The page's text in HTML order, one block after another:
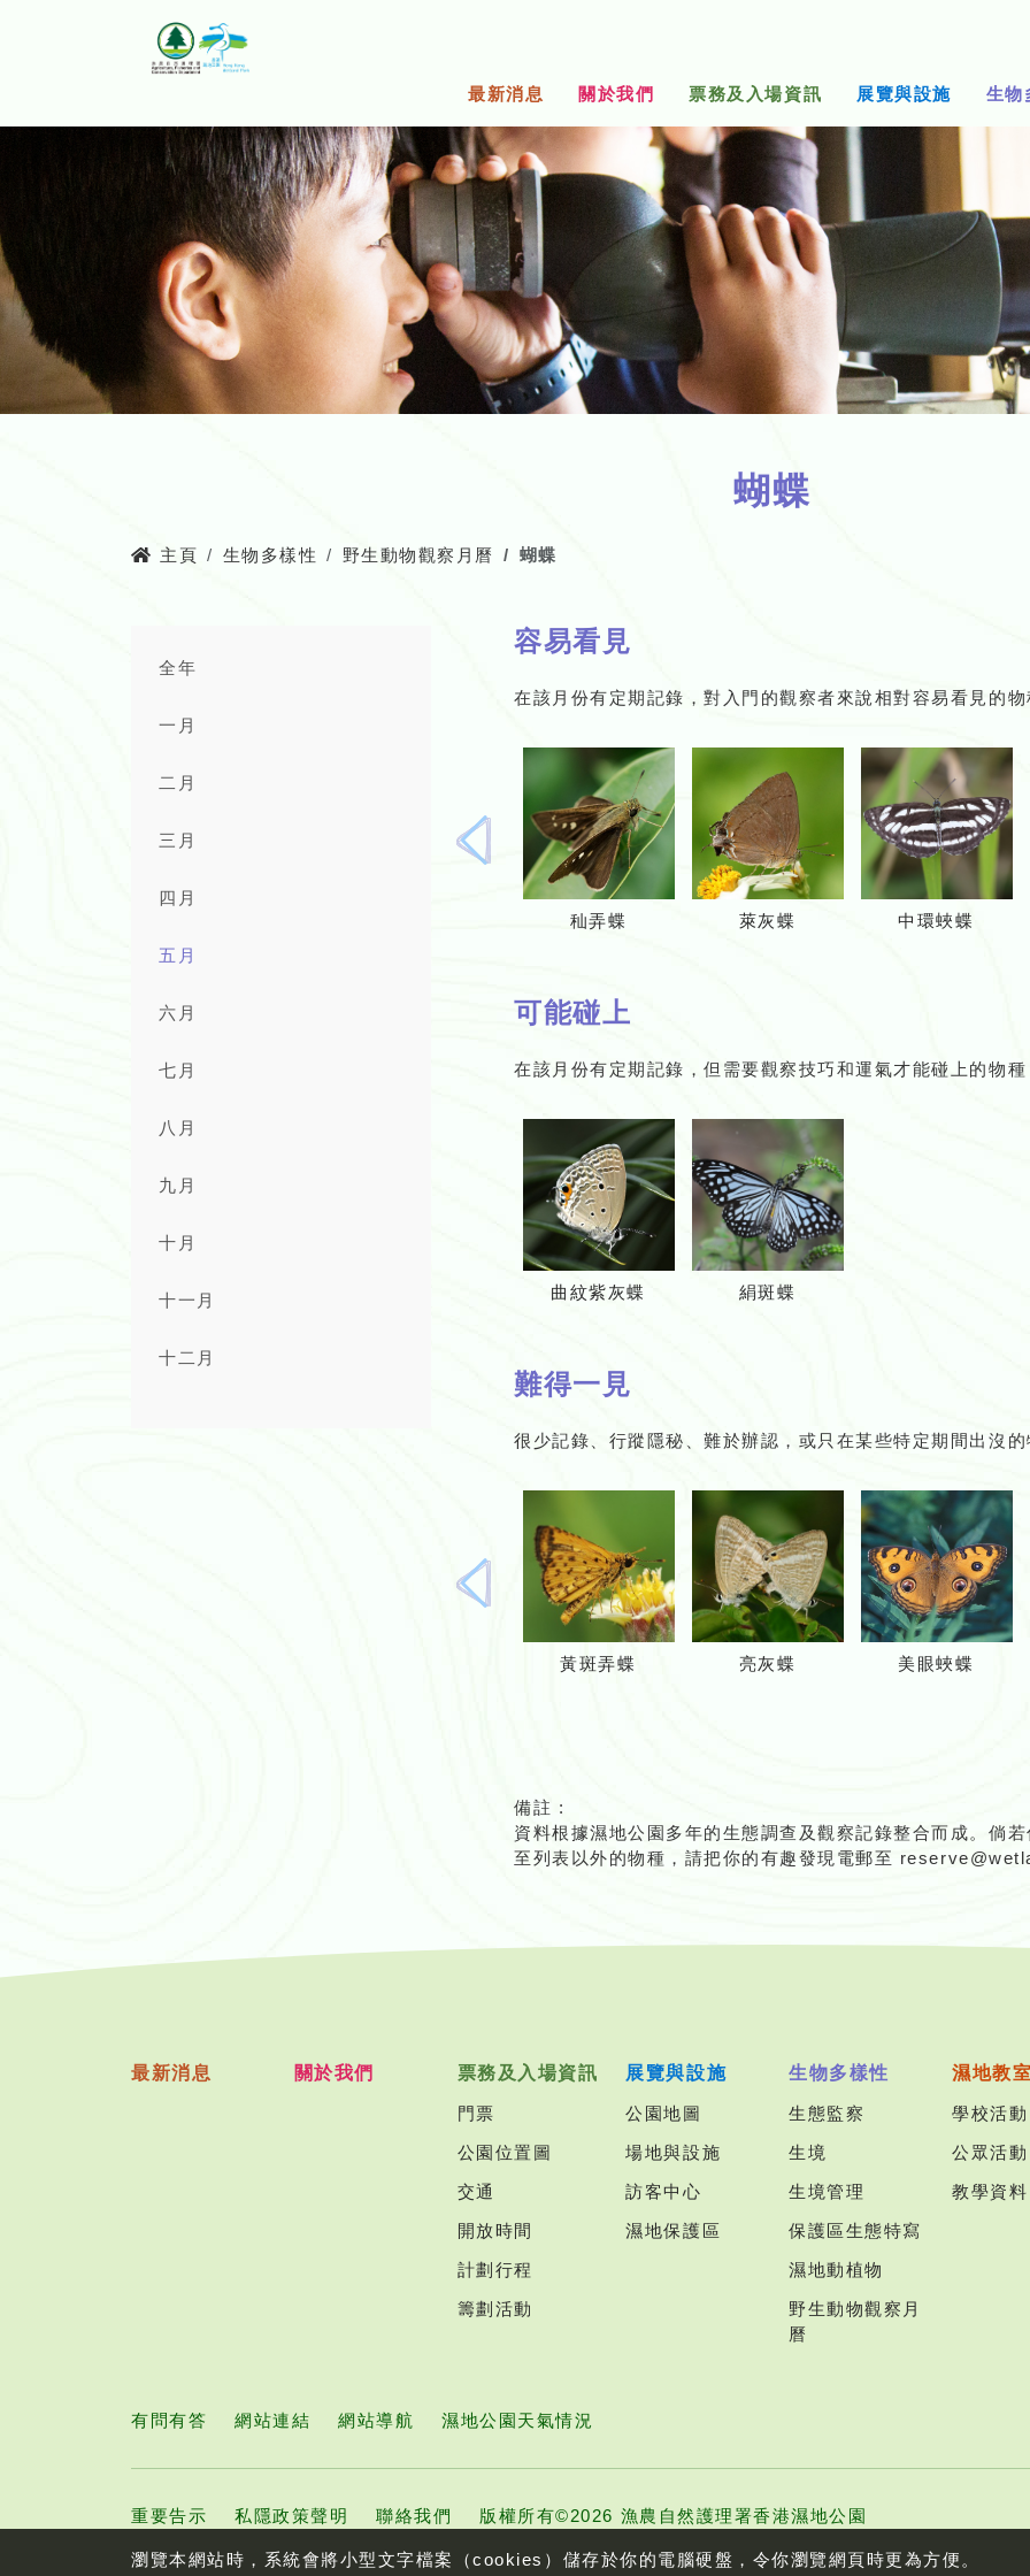
最新消息 關於我們 票務及入場資訊 展覽與設施 生物
蝴蝶
主頁 生物多樣性 野生動物觀察月曆 蝴蝶
全年
一月
二月
三月
四月
五月
六月
七月
八月
九月
十月
十一月
十二月
容易看見
在該月份有定期記錄，對入門的觀察者來說相對容易看見的
秈弄蝶 萊灰蝶 中環蛺蝶
上
可能碰上
在該月份有定期記錄，但需要觀察技巧和運氣才能碰上的物種
曲紋紫灰蝶 絹斑蝶
難得一見
很少記錄、行蹤隱秘、難於辦認，或只在某些特定期間出沒
黃斑弄蝶 亮灰蝶 美眼蛺蝶
上
備註 :
資料根據濕地公園多年的生態調查及觀察記錄整合而成。倘
至列表以外的物種，請把你的有趣發現電郵至
最新消息 關於我們 票務及入場資訊
門票
公園位置圖
交通
開放時間
計劃行程
籌劃活動
展覽與設施
公園地圖
場地與設施
訪客中心
濕地保護區
生物多樣性
生態監察
生境
生境管理
保護區生態特寫
濕地動植物
野生動物觀察月
曆
濕地教
學校活動
公眾活動
教學資料
有問有答 網站連結 網站導航 濕地公園天氣情況
重要告示 私隱政策聲明 聯絡我們 版權所有©2026 漁農自然護理署香港濕地公園
瀏覽本網站時，系統會將小型文字檔案（cookies）儲存於你的電腦硬盤，令你瀏覽網頁時更為方便。